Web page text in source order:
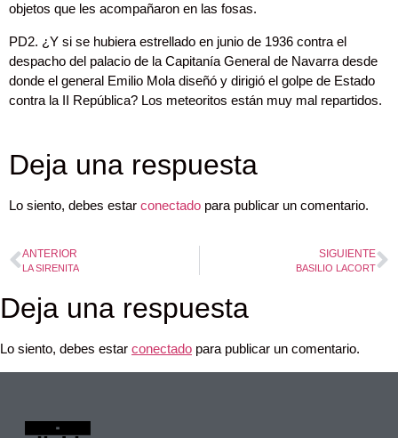
objetos que les acompañaron en las fosas.
PD2. ¿Y si se hubiera estrellado en junio de 1936 contra el
despacho del palacio de la Capitanía General de Navarra desde
donde el general Emilio Mola diseñó y dirigió el golpe de Estado
contra la II República? Los meteoritos están muy mal repartidos.
Deja una respuesta
Lo siento, debes estar conectado para publicar un comentario.
ANTERIOR
LA SIRENITA
SIGUIENTE
BASILIO LACORT
Deja una respuesta
Lo siento, debes estar conectado para publicar un comentario.